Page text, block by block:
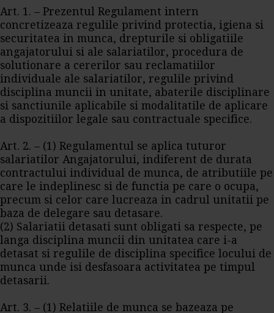
Art. 1. – Prezentul Regulament intern
concretizeaza regulile privind protectia, igiena si
securitatea in munca, drepturile si obligatiile
angajatorului si ale salariatilor, procedura de
solutionare a cererilor sau reclamatiilor
individuale ale salariatilor, regulile privind
disciplina muncii in unitate, abaterile disciplinare
si sanctiunile aplicabile si modalitatile de aplicare
a dispozitiilor legale sau contractuale specifice.
Art. 2. – (1) Regulamentul se aplica tuturor
salariatilor Angajatorului, indiferent de durata
contractului individual de munca, de atributiile pe
care le indeplinesc si de functia pe care o ocupa,
precum si celor care lucreaza in cadrul unitatii pe
baza de delegare sau detasare.
(2) Salariatii detasati sunt obligati sa respecte, pe
langa disciplina muncii din unitatea care i-a
detasat si regulile de disciplina specifice locului de
munca unde isi desfasoara activitatea pe timpul
detasarii.
Art. 3. – (1) Relatiile de munca se bazeaza pe